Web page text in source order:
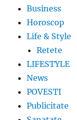
Business
Horoscop
Life & Style
Retete
LIFESTYLE
News
POVESTI
Publicitate